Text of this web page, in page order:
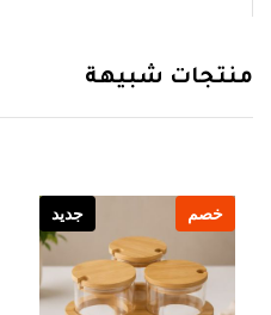
منتجات شبيهة
خصم جديد